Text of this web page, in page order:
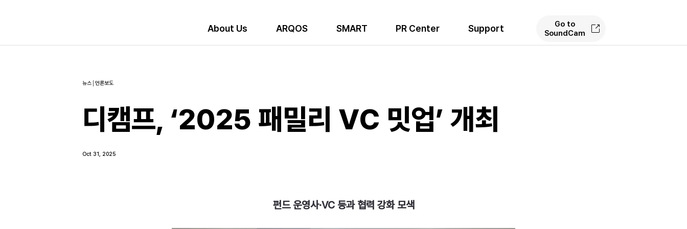
About Us ARQOS SMART PR Center Support
Go to
SoundCam
Oct 31, 2025
디캠프, ‘2025 패밀리 VC 밋업’ 개최
뉴스│언론보도
펀드 운영사·VC 등과 협력 강화 모색